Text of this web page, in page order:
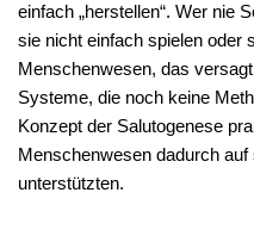
einfach „herstellen“. Wer nie
sie nicht einfach spielen oder
Menschenwesen, das
Systeme, die noch keine
Konzept der Salutogenese
Menschenwesen dadurch
unterstützten.